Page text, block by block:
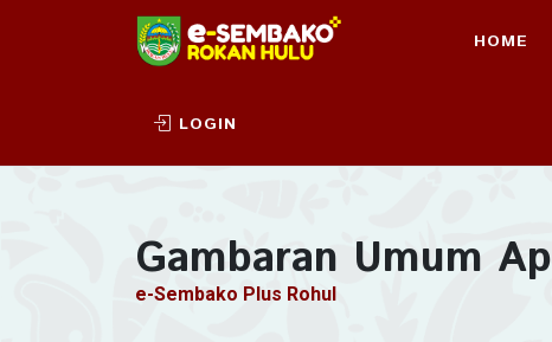
HOME
LOGIN
Gambaran Umum
e-Sembako Plus Rohul